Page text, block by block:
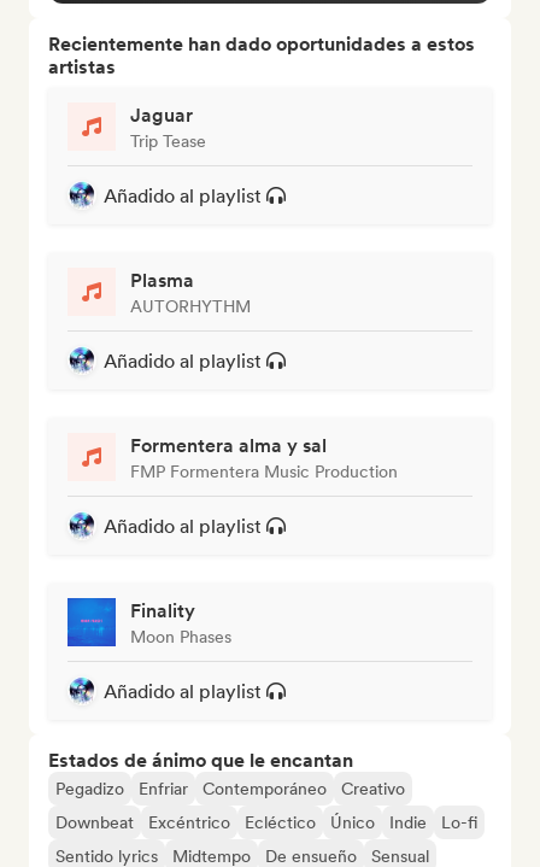
Recientemente han dado oportunidades a estos
artistas
Jaguar
Trip Tease
Añadido al playlist
Plasma
AUTORHYTHM
Añadido al playlist
Formentera alma y sal
FMP Formentera Music Production
Añadido al playlist
Finality
Moon Phases
Añadido al playlist
Estados de ánimo que le encantan
Pegadizo Enfriar Contemporáneo
Creativo
Downbeat
Excéntrico Ecléctico Único Indie
Lo-fi
Sentido lyrics
Midtempo De ensueño
Sensual